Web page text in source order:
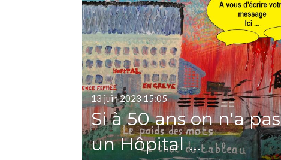
Si à 50 ans on n'a pas
un Hôpital ...
13 juin 2023 15:05